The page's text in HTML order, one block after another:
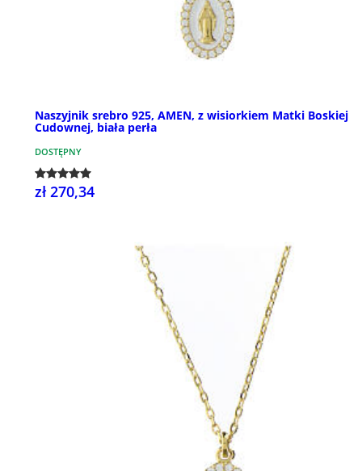
Naszyjnik srebro 925, AMEN, z wisiorkiem Matki Boskiej
Cudownej, biała perła
DOSTĘPNY
zł 270,34